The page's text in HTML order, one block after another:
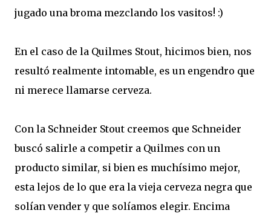
jugado una broma mezclando los vasitos! :)
En el caso de la Quilmes Stout, hicimos bien, nos
resultó realmente intomable, es un engendro que
ni merece llamarse cerveza.
Con la Schneider Stout creemos que Schneider
buscó salirle a competir a Quilmes con un
producto similar, si bien es muchísimo mejor,
esta lejos de lo que era la vieja cerveza negra que
solían vender y que solíamos elegir. Encima